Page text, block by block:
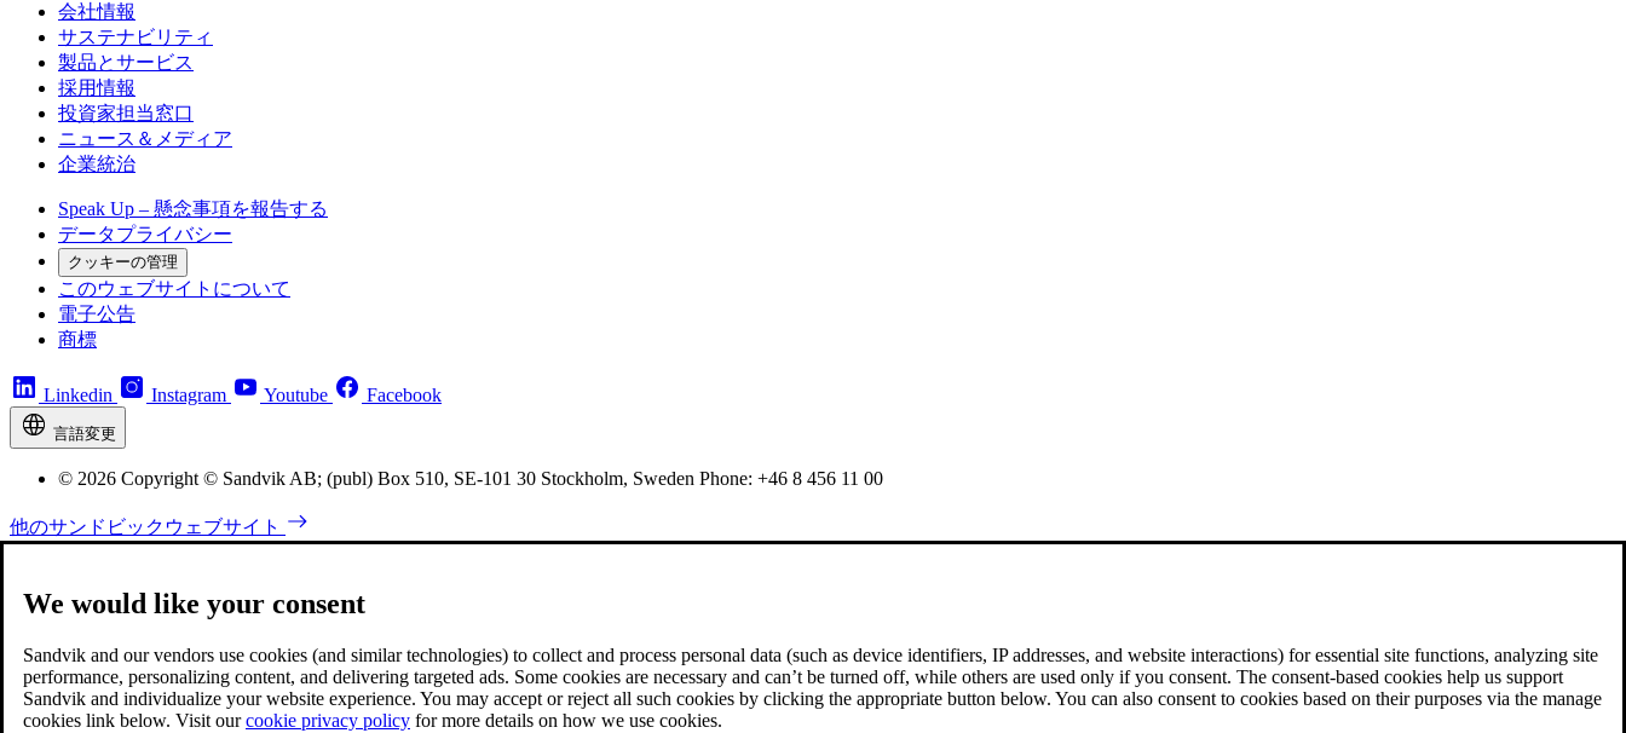
会社情報
サステナビリティ
製品とサービス
採用情報
投資家担当窓口
ニュース＆メディア
企業統治
Speak Up – 懸念事項を報告する
データプライバシー
クッキーの管理
このウェブサイトについて
電子公告
商標
Linkedin Instagram Youtube Facebook
言語変更
© 2026 Copyright © Sandvik AB; (publ) Box 510, SE-101 30 Stockholm, Sweden Phone: +46 8 456 11 00
他のサンドビックウェブサイト
We would like your consent
Sandvik and our vendors use cookies (and similar technologies) to collect and process personal data (such as device identifiers, IP addresses, and website interactions) for essential site functions, analyzing site
performance, personalizing content, and delivering targeted ads. Some cookies are necessary and can’t be turned off, while others are used only if you consent. The consent-based cookies help us support
Sandvik and individualize your website experience. You may accept or reject all such cookies by clicking the appropriate button below. You can also consent to cookies based on their purposes via the manage
cookies link below. Visit ourcookie privacy policy for more details on how we use cookies.